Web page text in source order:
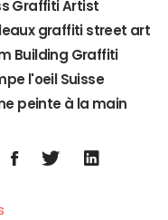
Graffiti Artist
graffiti street art
Building Graffiti
l'oeil Suisse
peinte à la main